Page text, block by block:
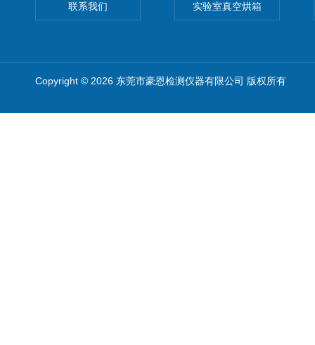
联系我们 实验室真空烘箱
Copyright © 2026 东莞市豪恩检测仪器有限公司 版权所有